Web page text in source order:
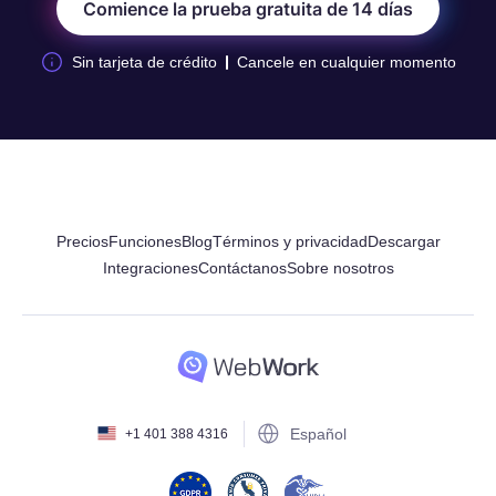
Comience la prueba gratuita de 14 días
Sin tarjeta de crédito Cancele en cualquier momento
PreciosFuncionesBlogTérminos y privacidadDescargar
IntegracionesContáctanosSobre nosotros
+1 401 388 4316 Español